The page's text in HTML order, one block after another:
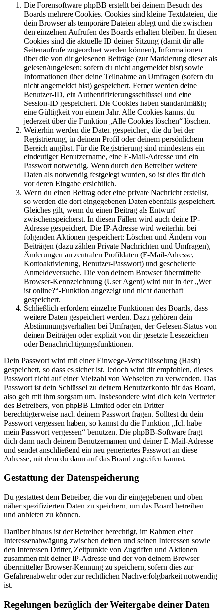
Die Forensoftware phpBB erstellt bei deinem Besuch des
Boards mehrere Cookies. Cookies sind kleine Textdateien, die
dein Browser als temporäre Dateien ablegt und die zwischen
den einzelnen Aufrufen des Boards erhalten bleiben. In diesen
Cookies sind die aktuelle ID deiner Sitzung (damit dir alle
Seitenaufrufe zugeordnet werden können), Informationen
über die von dir gelesenen Beiträge (zur Markierung dieser als
gelesen/ungelesen; sofern du nicht angemeldet bist) sowie
Informationen über deine Teilnahme an Umfragen (sofern du
nicht angemeldet bist) gespeichert. Ferner werden deine
Benutzer-ID, ein Authentifizierungsschlüssel und eine
Session-ID gespeichert. Die Cookies haben standardmäßig
eine Gültigkeit von einem Jahr. Alle Cookies kannst du
jederzeit über die Funktion „Alle Cookies löschen“ löschen.
Weiterhin werden die Daten gespeichert, die du bei der
Registrierung, in deinem Profil oder deinem persönlichem
Bereich angibst. Für die Registrierung sind mindestens ein
eindeutiger Benutzername, eine E-Mail-Adresse und ein
Passwort notwendig. Wenn durch den Betreiber weitere
Daten als notwendig festgelegt wurden, so ist dies für dich
vor deren Eingabe ersichtlich.
Wenn du einen Beitrag oder eine private Nachricht erstellst,
so werden die dort eingegebenen Daten ebenfalls gespeichert.
Gleiches gilt, wenn du einen Beitrag als Entwurf
zwischenspeicherst. In diesen Fällen wird auch deine IP-
Adresse gespeichert. Die IP-Adresse wird weiterhin bei
folgenden Aktionen gespeichert: Löschen und Ändern von
Beiträgen (dazu zählen Private Nachrichten und Umfragen),
Änderungen an zentralen Profildaten (E-Mail-Adresse,
Kontoaktivierung, Benutzer-Passwort) und gescheiterte
Anmeldeversuche. Die von deinem Browser übermittelte
Browser-Kennzeichnung (User Agent) wird nur in der „Wer
ist online?“-Funktion angezeigt und nicht dauerhaft
gespeichert.
Schließlich erfordern einzelne Funktionen des Boards, dass
weitere Daten gespeichert werden. Dazu gehören dein
Abstimmungsverhalten bei Umfragen, der Gelesen-Status von
deinen Beiträgen oder explizit von dir gesetzte Lesezeichen
oder Benachrichtigungsfunktionen.
Dein Passwort wird mit einer Einwege-Verschlüsselung (Hash)
gespeichert, so dass es sicher ist. Jedoch wird dir empfohlen, dieses
Passwort nicht auf einer Vielzahl von Webseiten zu verwenden. Das
Passwort ist dein Schlüssel zu deinem Benutzerkonto für das Board,
also geh mit ihm sorgsam um. Insbesondere wird dich kein Vertreter
des Betreibers, von phpBB Limited oder ein Dritter
berechtigterweise nach deinem Passwort fragen. Solltest du dein
Passwort vergessen haben, so kannst du die Funktion „Ich habe
mein Passwort vergessen“ benutzen. Die phpBB-Software fragt
dich dann nach deinem Benutzernamen und deiner E-Mail-Adresse
und sendet anschließend ein neu generiertes Passwort an diese
Adresse, mit dem du dann auf das Board zugreifen kannst.
Gestattung der Datenspeicherung
Du gestattest dem Betreiber, die von dir eingegebenen und oben
näher spezifizierten Daten zu speichern, um das Board betreiben
und anbieten zu können.
Darüber hinaus ist der Betreiber berechtigt, im Rahmen einer
Interessenabwägung zwischen deinen und seinen Interessen sowie
den Interessen Dritter, Zeitpunkte von Zugriffen und Aktionen
zusammen mit deiner IP-Adresse und der von deinem Browser
übermittelter Browser-Kennung zu speichern, sofern dies zur
Gefahrenabwehr oder zur rechtlichen Nachverfolgbarkeit notwendig
ist.
Regelungen bezüglich der Weitergabe deiner Daten